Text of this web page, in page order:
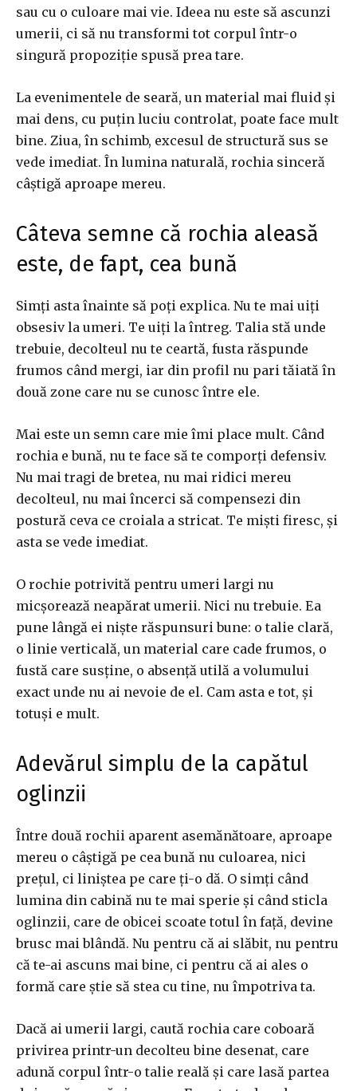
sau cu o culoare mai vie. Ideea nu este să ascunzi
umerii, ci să nu transformi tot corpul într-o
singură propoziție spusă prea tare.
La evenimentele de seară, un material mai fluid și
mai dens, cu puțin luciu controlat, poate face mult
bine. Ziua, în schimb, excesul de structură sus se
vede imediat. În lumina naturală, rochia sinceră
câștigă aproape mereu.
Câteva semne că rochia aleasă
este, de fapt, cea bună
Simți asta înainte să poți explica. Nu te mai uiți
obsesiv la umeri. Te uiți la întreg. Talia stă unde
trebuie, decolteul nu te ceartă, fusta răspunde
frumos când mergi, iar din profil nu pari tăiată în
două zone care nu se cunosc între ele.
Mai este un semn care mie îmi place mult. Când
rochia e bună, nu te face să te comporți defensiv.
Nu mai tragi de bretea, nu mai ridici mereu
decolteul, nu mai încerci să compensezi din
postură ceva ce croiala a stricat. Te miști firesc, și
asta se vede imediat.
O rochie potrivită pentru umeri largi nu
micșorează neapărat umerii. Nici nu trebuie. Ea
pune lângă ei niște răspunsuri bune: o talie clară,
o linie verticală, un material care cade frumos, o
fustă care susține, o absență utilă a volumului
exact unde nu ai nevoie de el. Cam asta e tot, și
totuși e mult.
Adevărul simplu de la capătul
oglinzii
Între două rochii aparent asemănătoare, aproape
mereu o câștigă pe cea bună nu culoarea, nici
prețul, ci liniștea pe care ți-o dă. O simți când
lumina din cabină nu te mai sperie și când sticla
oglinzii, care de obicei scoate totul în față, devine
brusc mai blândă. Nu pentru că ai slăbit, nu pentru
că te-ai ascuns mai bine, ci pentru că ai ales o
formă care știe să stea cu tine, nu împotriva ta.
Dacă ai umerii largi, caută rochia care coboară
privirea printr-un decolteu bine desenat, care
adună corpul într-o talie reală și care lasă partea